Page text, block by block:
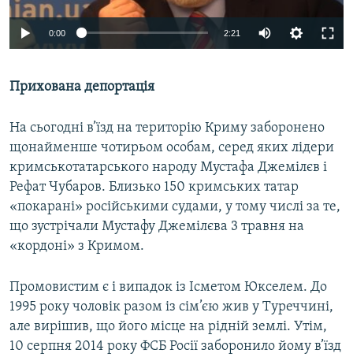
0:00 2:21
Прихована депортація
На сьогодні в’їзд на територію Криму заборонено
щонайменше чотирьом особам, серед яких лідери
кримськотатарського народу Мустафа Джемілєв і
Рефат Чубаров. Близько 150 кримських татар
«покарані» російськими судами, у тому числі за те,
що зустрічали Мустафу Джемілєва 3 травня на
«кордоні» з Кримом.
Промовистим є і випадок із Ісметом Юкселем. До
1995 року чоловік разом із сім’єю жив у Туреччині,
але вирішив, що його місце на рідній землі. Утім,
10 серпня 2014 року ФСБ Росії заборонило йому в’їзд